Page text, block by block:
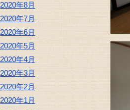
2020年8月
2020年7月
2020年6月
2020年5月
2020年4月
2020年3月
2020年2月
2020年1月